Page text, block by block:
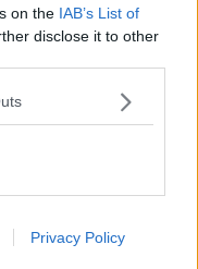
on the IAB’s List of
disclose it to other
Privacy Policy